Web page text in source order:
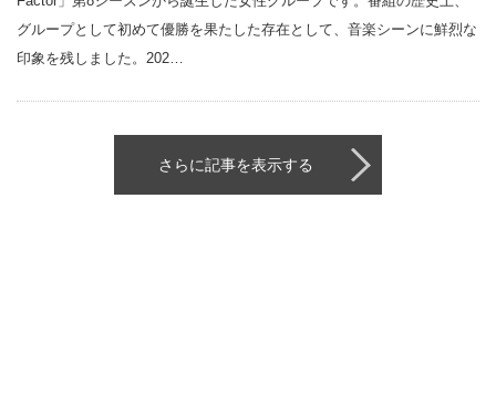
グループとして初めて優勝を果たした存在として、音楽シーンに鮮烈な
印象を残しました。202…
さらに記事を表示する